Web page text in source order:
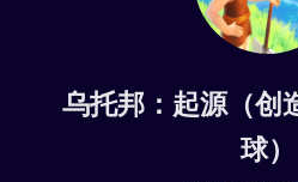
乌托邦：起源（创
球）